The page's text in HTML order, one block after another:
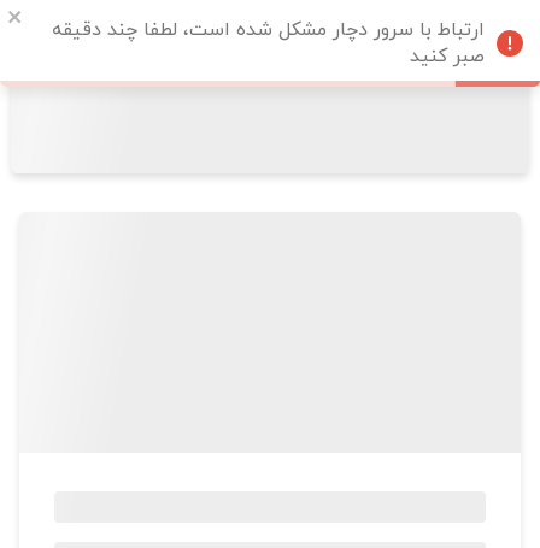
ارتباط با سرور دچار مشکل شده است، لطفا چند دقیقه
صبر کنید